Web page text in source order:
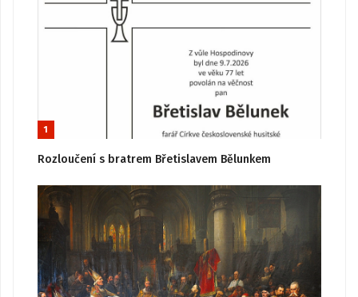
1
Rozloučení s bratrem Břetislavem Bělunkem